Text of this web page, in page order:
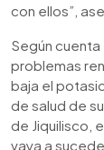
con ellos”,
Según
problemas
baja el
de salud de
de Jiquilisco,
vaya a